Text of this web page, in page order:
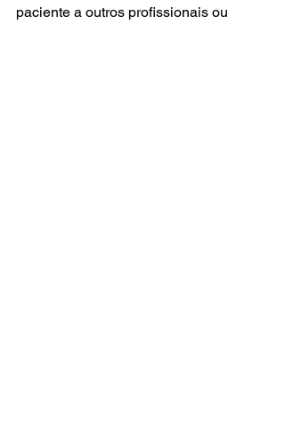
paciente a outros profissionais ou